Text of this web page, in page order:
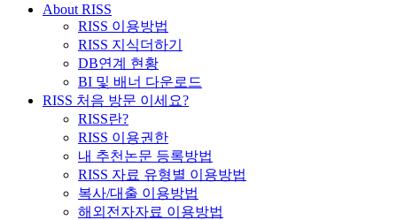
About RISS
RISS 이용방법
RISS 지식더하기
DB연계 현황
BI 및 배너 다운로드
RISS 처음 방문 이세요?
RISS란?
RISS 이용권한
내 추천논문 등록방법
RISS 자료 유형별 이용방법
복사/대출 이용방법
해외전자자료 이용방법